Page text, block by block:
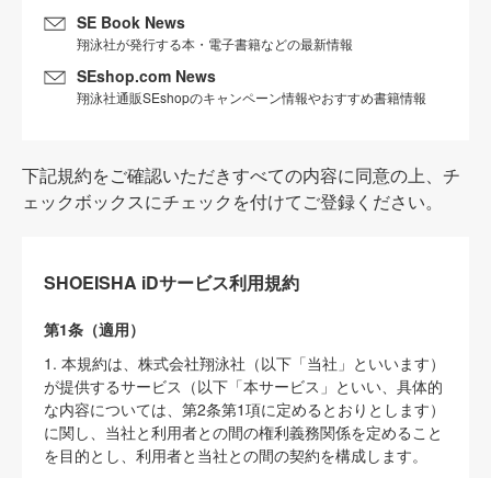
SE Book News
翔泳社が発行する本・電子書籍などの最新情報
SEshop.com News
翔泳社通販SEshopのキャンペーン情報やおすすめ書籍情報
下記規約をご確認いただきすべての内容に同意の上、チ
ェックボックスにチェックを付けてご登録ください。
SHOEISHA iDサービス利用規約
第1条（適用）
1. 本規約は、株式会社翔泳社（以下「当社」といいます）
が提供するサービス（以下「本サービス」といい、具体的
な内容については、第2条第1項に定めるとおりとします）
に関し、当社と利用者との間の権利義務関係を定めること
を目的とし、利用者と当社との間の契約を構成します。